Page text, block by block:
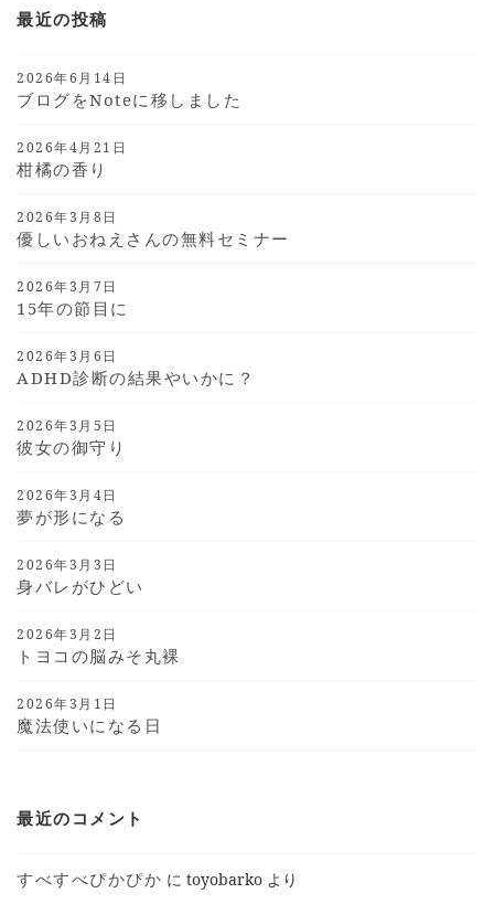
最近の投稿
2026年6月14日
ブログをnoteに移しました
2026年4月21日
柑橘の香り
2026年3月8日
優しいおねえさんの無料セミナー
2026年3月7日
15年の節目に
2026年3月6日
ADHD診断の結果やいかに？
2026年3月5日
彼女の御守り
2026年3月4日
夢が形になる
2026年3月3日
身バレがひどい
2026年3月2日
トヨコの脳みそ丸裸
2026年3月1日
魔法使いになる日
最近のコメント
すべすべぴかぴか にtoyobarko より